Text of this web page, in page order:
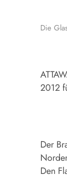
Die
2012
Der
Den